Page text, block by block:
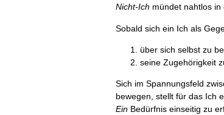
Nicht-Ich mündet nahtlos in
Sobald sich ein Ich als
über sich selbst zu
seine Zugehörigkeit
Sich im Spannungsfeld
bewegen, stellt für das Ich
EinBedürfnis einseitig zu